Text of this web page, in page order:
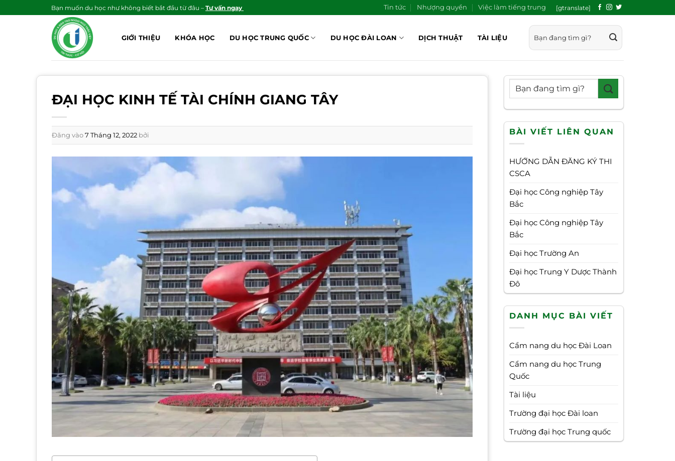
qua
Bạn muốn du học như không biết bắt đầu từ đâu – Tư vấn ngay Tin tức Nhượng quyền Việc làm tiếng trung [gtranslate]
GIỚI THIỆU KHÓA HỌC DU HỌC TRUNG QUỐC DU HỌC ĐÀI LOAN DỊCH THUẬT TÀI LIỆU
ĐẠI HỌC KINH TẾ TÀI CHÍNH GIANG TÂY
Đăng vào7 Tháng 12, 2022 bởi BÀI VIẾT LIÊN QUAN
HƯỚNG DẪN ĐĂNG KÝ THI
CSCA
Đại học Công nghiệp Tây
Bắc
Đại học Công nghiệp Tây
Bắc
Đại học Trường An
Đại học Trung Y Dược Thành
Đô
DANH MỤC BÀI VIẾT
Cẩm nang du học Đài Loan
Cẩm nang du học Trung
Quốc
Tài liệu
Trường đại học Đài loan
Trường đại học Trung quốc